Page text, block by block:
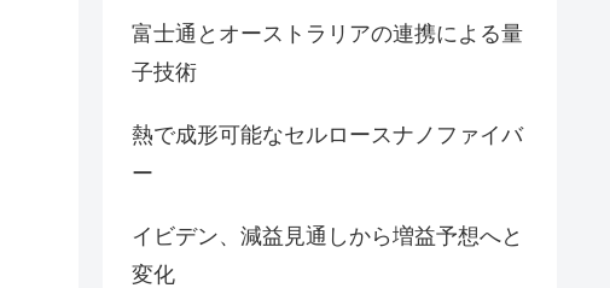
富士通とオーストラリアの連携による量
子技術
熱で成形可能なセルロースナノファイバ
ー
イビデン、減益見通しから増益予想へと
変化